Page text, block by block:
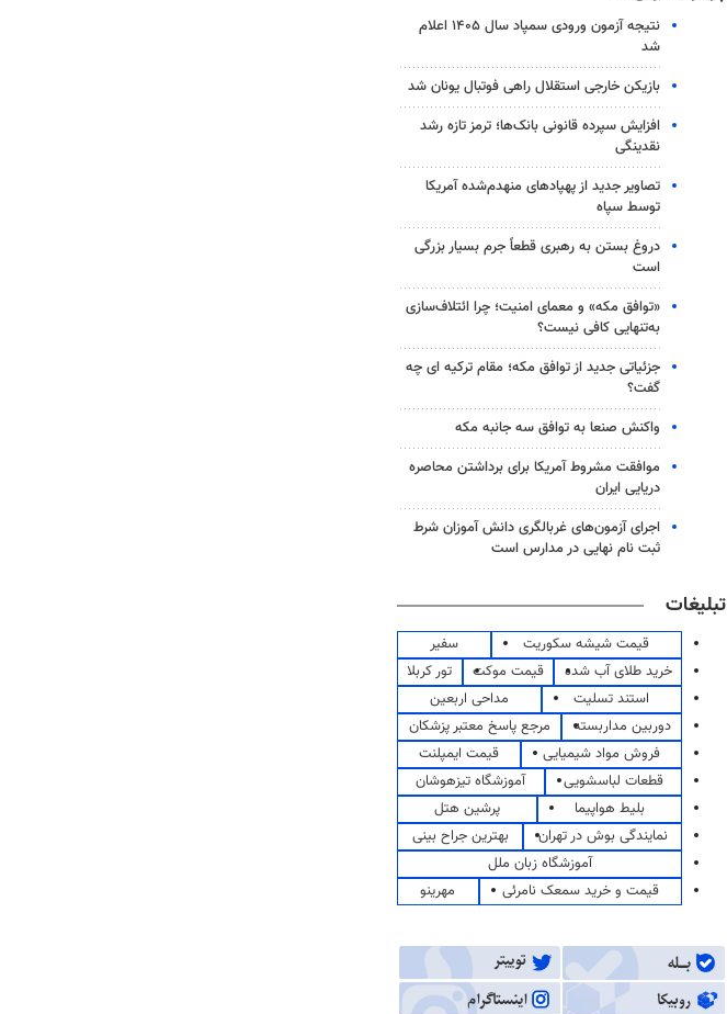
نتیجه آزمون ورودی سمپاد سال ۱۴۰۵ اعلام
شد
بازیکن خارجی استقلال راهی فوتبال یونان شد
افزایش سپرده قانونی بانک‌ها؛ ترمز تازه رشد
نقدینگی
تصاویر جدید از پهپادهای منهدم‌شده آمریکا
توسط سپاه
دروغ بستن به رهبری قطعاً جرم بسیار بزرگی
است
«توافق مکه» و معمای امنیت؛ چرا ائتلاف‌سازی
به‌تنهایی کافی نیست؟
جزئیاتی جدید از توافق مکه؛ مقام ترکیه ای چه
گفت؟
واکنش صنعا به توافق سه جانبه مکه
موافقت مشروط آمریکا برای برداشتن محاصره
دریایی ایران
اجرای آزمون‌های غربالگری دانش آموزان شرط
ثبت نام نهایی در مدارس است
تبلیغات
قیمت شیشه سکوریت
سفیر
خرید طلای آب شده
قیمت موکت
تور کربلا
استند تسلیت
مداحی اربعین
دوربین مداربسته
مرجع پاسخ معتبر پزشکان
فروش مواد شیمیایی
قیمت ایمپلنت
قطعات لباسشویی
آموزشگاه تیزهوشان
بلیط هواپیما
پرشین هتل
نمایندگی بوش در تهران
بهترین جراح بینی
آموزشگاه زبان ملل
قیمت و خرید سمعک نامرئی
مهرینو